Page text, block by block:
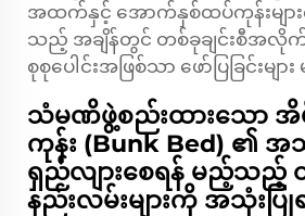
အထက်နှင့် အောက်နှစ်ထပ်ကုန်းမျ
သည့် အချိန်တွင် တစ်ခုချင်းစီအလိုက် ဖ
စုစုပေါင်းအဖြစ်သာ ဖော်ပြခြင်းများ
သံမဏိဖွဲ့စည်းထားသော အိ
ကုန်း (Bunk Bed) ၏
ရှည်လျားစေရန် မည့်သည့်
နည်းလမ်းများကို အသုံးပြု